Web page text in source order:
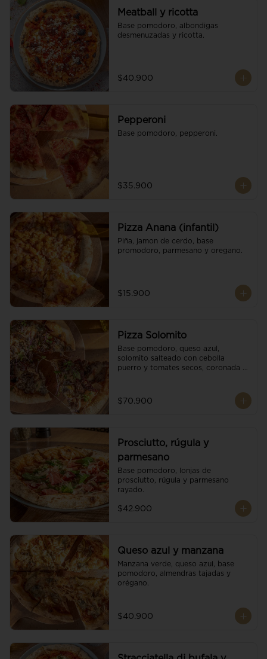
Meatball y ricotta
Base pomodoro, albondigas
desmenuzadas y ricotta.
$40.900
Pepperoni
Base pomodoro, pepperoni.
$35.900
Pizza Anana (infantil)
Piña, jamon de cerdo, base
promodoro, parmesano y oregano.
$15.900
Pizza Solomito
Base pomodoro, queso azul,
solomito salteado con cebolla
puerro y tomates secos, coronada
$70.900
Prosciutto, rúgula y
parmesano
Base pomodoro, lonjas de
prosciutto, rúgula y parmesano
rayado.
$42.900
Queso azul y manzana
Manzana verde, queso azul, base
pomodoro, almendras tajadas y
orégano.
$40.900